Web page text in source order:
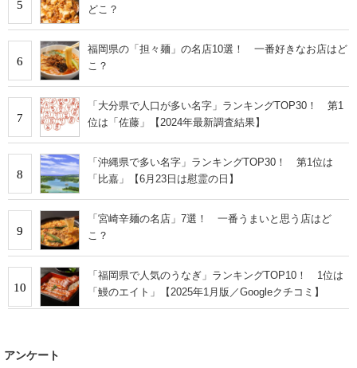
5 どこ？
6
福岡県の「担々麺」の名店10選！ 一番好きなお店はど
こ？
7
「大分県で人口が多い名字」ランキングTOP30！ 第1
位は「佐藤」【2024年最新調査結果】
8
「沖縄県で多い名字」ランキングTOP30！ 第1位は
「比嘉」【6月23日は慰霊の日】
9
「宮崎辛麺の名店」7選！ 一番うまいと思う店はど
こ？
10
「福岡県で人気のうなぎ」ランキングTOP10！ 1位は
「鰻のエイト」【2025年1月版／Googleクチコミ】
アンケート